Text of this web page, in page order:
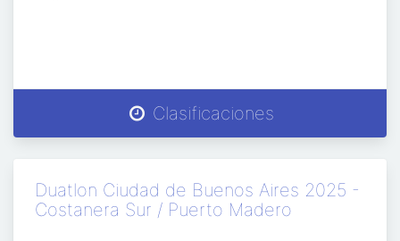
Clasificaciones
Duatlon Ciudad de Buenos Aires 2025 -
Costanera Sur / Puerto Madero